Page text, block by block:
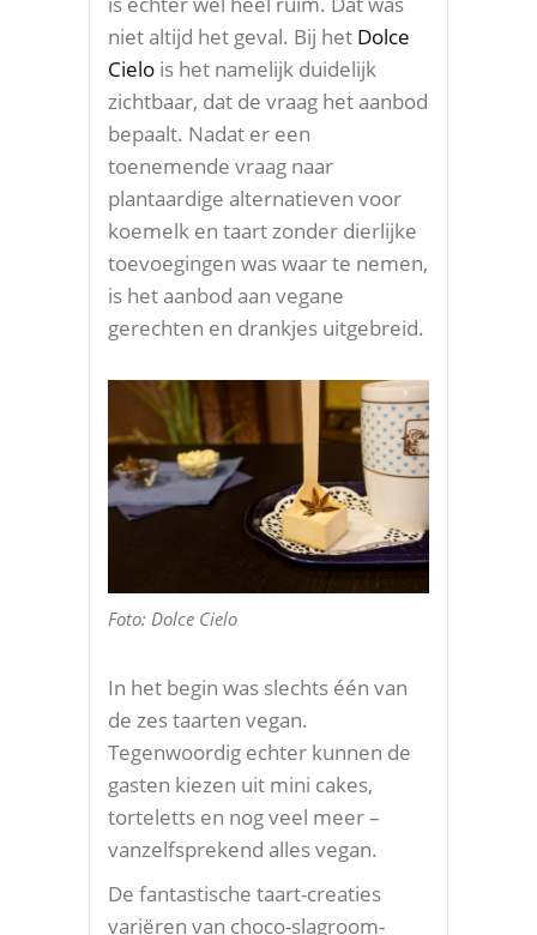
niet altijd het geval. Bij het Dolce
Cielo is het namelijk duidelijk
zichtbaar, dat de vraag het aanbod
bepaalt. Nadat er een
toenemende vraag naar
plantaardige alternatieven voor
koemelk en taart zonder dierlijke
toevoegingen was waar te nemen,
is het aanbod aan vegane
gerechten en drankjes uitgebreid.
Foto: Dolce Cielo
In het begin was slechts één van
de zes taarten vegan.
Tegenwoordig echter kunnen de
gasten kiezen uit mini cakes,
torteletts en nog veel meer –
vanzelfsprekend alles vegan.
De fantastische taart-creaties
variëren van choco-slagroom-